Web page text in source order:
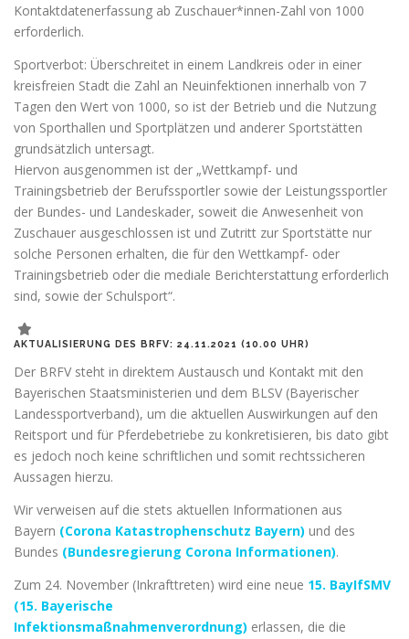
Kontaktdatenerfassung ab Zuschauer*innen-Zahl von 1000
erforderlich.
Sportverbot: Überschreitet in einem Landkreis oder in einer
kreisfreien Stadt die Zahl an Neuinfektionen innerhalb von 7
Tagen den Wert von 1000, so ist der Betrieb und die Nutzung
von Sporthallen und Sportplätzen und anderer Sportstätten
grundsätzlich untersagt.
Hiervon ausgenommen ist der „Wettkampf- und
Trainingsbetrieb der Berufssportler sowie der Leistungssportler
der Bundes- und Landeskader, soweit die Anwesenheit von
Zuschauer ausgeschlossen ist und Zutritt zur Sportstätte nur
solche Personen erhalten, die für den Wettkampf- oder
Trainingsbetrieb oder die mediale Berichterstattung erforderlich
sind, sowie der Schulsport“.
AKTUALISIERUNG DES BRFV: 24.11.2021 (10.00 UHR)
Der BRFV steht in direktem Austausch und Kontakt mit den
Bayerischen Staatsministerien und dem BLSV (Bayerischer
Landessportverband), um die aktuellen Auswirkungen auf den
Reitsport und für Pferdebetriebe zu konkretisieren, bis dato gibt
es jedoch noch keine schriftlichen und somit rechtssicheren
Aussagen hierzu.
Wir verweisen auf die stets aktuellen Informationen aus
Bayern (Corona Katastrophenschutz Bayern) und des
Bundes (Bundesregierung Corona Informationen).
Zum 24. November (Inkrafttreten) wird eine neue 15. BayIfSMV
(15. Bayerische
Infektionsmaßnahmenverordnung) erlassen, die die